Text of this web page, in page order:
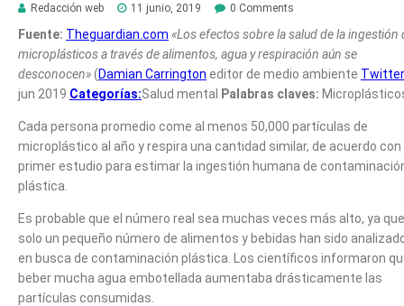
Redacción web 11 junio, 2019 0 Comments
Fuente: Theguardian.com «Los efectos sobre la salud de la ingestión
microplásticos a través de alimentos, agua y respiración aún se
desconocen»(Damian Carrington editor de medio ambiente Twitter
jun 2019 Categorías:Salud mental Palabras claves:
Cada persona promedio come al menos 50,000 partículas de
microplástico al año y respira una cantidad similar, de acuerdo con
primer estudio para estimar la ingestión humana de
plástica.
Es probable que el número real sea muchas veces más alto, ya que
solo un pequeño número de alimentos y bebidas han sido
en busca de contaminación plástica. Los científicos informaron
beber mucha agua embotellada aumentaba drásticamente las
partículas consumidas.